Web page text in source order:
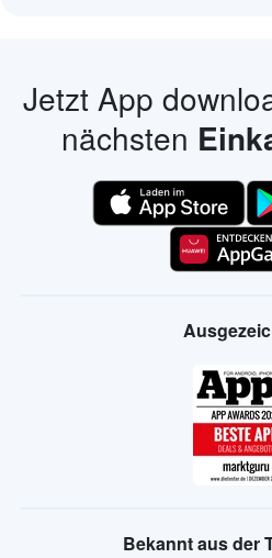
Jetzt App
nächsten
Bekannt aus der